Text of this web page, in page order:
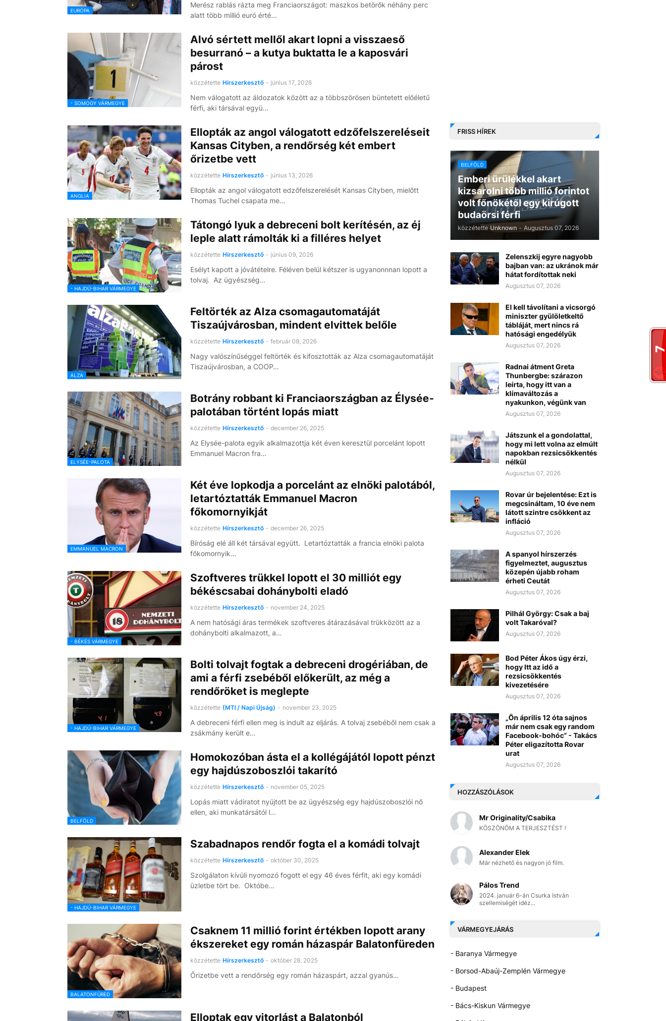
EURÓPA
Merész rablás rázta meg Franciaországot: maszkos betörők néhány perc
alatt több millió euró érté…
- SOMOGY VÁRMEGYE
Alvó sértett mellől akart lopni a visszaeső
besurranó – a kutya buktatta le a kaposvári
párost
közzétette Hírszerkesztő - június 17, 2026
Nem válogatott az áldozatok között az a többszörösen büntetett előéletű
férfi, aki társával együ…
ANGLIA
Ellopták az angol válogatott edzőfelszereléseit
Kansas Cityben, a rendőrség két embert
őrizetbe vett
közzétette Hírszerkesztő - június 13, 2026
Ellopták az angol válogatott edzőfelszerelését Kansas Cityben, mielőtt
Thomas Tuchel csapata me…
- HAJDÚ-BIHAR VÁRMEGYE
Tátongó lyuk a debreceni bolt kerítésén, az éj
leple alatt rámolták ki a filléres helyet
közzétette Hírszerkesztő - június 09, 2026
Esélyt kapott a jóvátételre. Féléven belül kétszer is ugyanonnnan lopott a
tolvaj. Az ügyészség…
ALZA
Feltörték az Alza csomagautomatáját
Tiszaújvárosban, mindent elvittek belőle
közzétette Hírszerkesztő - február 08, 2026
Nagy valószínűséggel feltörték és kifosztották az Alza csomagautomatáját
Tiszaújvárosban, a COOP…
ELYSÉE-PALOTA
Botrány robbant ki Franciaországban az Élysée-
palotában történt lopás miatt
közzétette Hírszerkesztő - december 26, 2025
Az Elysée-palota egyik alkalmazottja két éven keresztül porcelánt lopott
Emmanuel Macron fra…
EMMANUEL MACRON
Két éve lopkodja a porcelánt az elnöki palotából,
letartóztatták Emmanuel Macron
főkomornyikját
közzétette Hírszerkesztő - december 26, 2025
Bíróság elé áll két társával együtt. Letartóztatták a francia elnöki palota
főkomornyik…
- BÉKÉS VÁRMEGYE
Szoftveres trükkel lopott el 30 milliót egy
békéscsabai dohánybolti eladó
közzétette Hírszerkesztő - november 24, 2025
A nem hatósági áras termékek szoftveres átárazásával trükközött az a
dohánybolti alkalmazott, a…
- HAJDÚ-BIHAR VÁRMEGYE
Bolti tolvajt fogtak a debreceni drogériában, de
ami a férfi zsebéből előkerült, az még a
rendőröket is meglepte
közzétette (MTI / Napi Újság) - november 23, 2025
A debreceni férfi ellen meg is indult az eljárás. A tolvaj zsebéből nem csak a
zsákmány került e…
BELFÖLD
Homokozóban ásta el a kollégájától lopott pénzt
egy hajdúszoboszlói takarító
közzétette Hírszerkesztő - november 05, 2025
Lopás miatt vádiratot nyújtott be az ügyészség egy hajdúszoboszlói nő
ellen, aki munkatársától l…
- HAJDÚ-BIHAR VÁRMEGYE
Szabadnapos rendőr fogta el a komádi tolvajt
közzétette Hírszerkesztő - október 30, 2025
Szolgálaton kívüli nyomozó fogott el egy 46 éves férfit, aki egy komádi
üzletbe tört be. Októbe…
BALATONFÜRED
Csaknem 11 millió forint értékben lopott arany
ékszereket egy román házaspár Balatonfüreden
közzétette Hírszerkesztő - október 28, 2025
Őrizetbe vett a rendőrség egy román házaspárt, azzal gyanús…
Elloptak egy vitorlást a Balatonból
FRISS HÍREK
BELFÖLD
Emberi ürülékkel akart
kizsarolni több millió forintot
volt főnökétől egy kirúgott
budaörsi férfi
közzétette Unknown - Augusztus 07, 2026
Zelenszkij egyre nagyobb
bajban van: az ukránok már
hátat fordítottak neki
Augusztus 07, 2026
El kell távolítani a vicsorgó
miniszter gyülöletkeltő
tábláját, mert nincs rá
hatósági engedélyük
Augusztus 07, 2026
Radnai átment Greta
Thunbergbe: szárazon
leírta, hogy itt van a
klímaváltozás a
nyakunkon, végünk van
Augusztus 07, 2026
Játszunk el a gondolattal,
hogy mi lett volna az elmúlt
napokban rezsicsökkentés
nélkül
Augusztus 07, 2026
Rovar úr bejelentése: Ezt is
megcsináltam, 10 éve nem
látott szintre csökkent az
infláció
Augusztus 07, 2026
A spanyol hírszerzés
figyelmeztet, augusztus
közepén újabb roham
érheti Ceutát
Augusztus 07, 2026
Pilhál György: Csak a baj
volt Takaróval?
Augusztus 07, 2026
Bod Péter Ákos úgy érzi,
hogy Itt az idő a
rezsicsökkentés
kivezetésére
Augusztus 07, 2026
„Ön április 12 óta sajnos
már nem csak egy random
Facebook-bohóc” - Takács
Péter eligazította Rovar
urat
Augusztus 07, 2026
HOZZÁSZÓLÁSOK
Mr Originality/Csabika
KÖSZÖNÖM A TERJESZTÉST !
Alexander Elek
Már nézhető és nagyon jó film.
Pálos Trend
2024. január 6-án Csurka István
szellemiségét idéz...
VÁRMEGYEJÁRÁS
- Baranya Vármegye
- Borsod-Abaúj-Zemplén Vármegye
- Budapest
- Bács-Kiskun Vármegye